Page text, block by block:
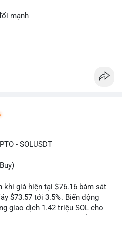
vẫn đủ sức tạo biến động
sàn tập trung.
lẻ:
động theo cảm xúc, ưu
này.
mạnh
- SOLUSDT
khi giá hiện tại $76.16 bám sát
$73.57 tới 3.5%. Biến động
giao dịch 1.42 triệu SOL cho